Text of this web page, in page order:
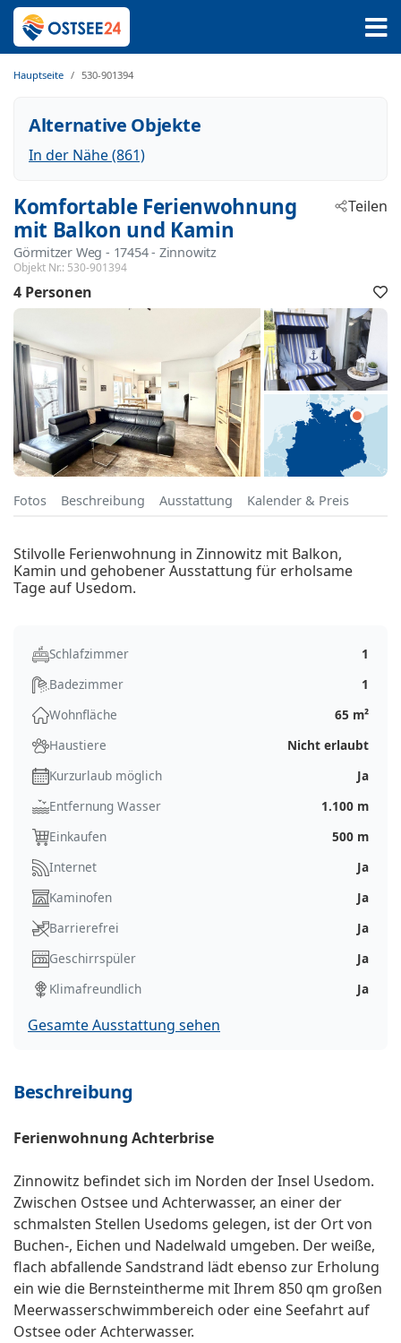
Hauptseite 530-901394
Alternative Objekte
In der Nähe (861)
Komfortable Ferienwohnung
mit Balkon und Kamin
Görmitzer Weg - 17454 - Zinnowitz
Objekt Nr.: 530-901394
Teilen
4 Personen
Fotos Beschreibung Ausstattung Kalender & Preis
Stilvolle Ferienwohnung in Zinnowitz mit Balkon,
Kamin und gehobener Ausstattung für erholsame
Tage auf Usedom.
Schlafzimmer
1
Badezimmer
1
Wohnfläche
65 m²
Haustiere
Nicht erlaubt
Kurzurlaub möglich
Ja
Entfernung Wasser
1.100 m
Einkaufen
500 m
Internet
Ja
Kaminofen
Ja
Barrierefrei
Ja
Geschirrspüler
Ja
Klimafreundlich
Ja
Gesamte Ausstattung sehen
Beschreibung
Ferienwohnung Achterbrise
Zinnowitz befindet sich im Norden der Insel Usedom.
Zwischen Ostsee und Achterwasser, an einer der
schmalsten Stellen Usedoms gelegen, ist der Ort von
Buchen-, Eichen und Nadelwald umgeben. Der weiße,
flach abfallende Sandstrand lädt ebenso zur Erholung
ein wie die Bernsteintherme mit Ihrem 850 qm großen
Meerwasserschwimmbereich oder eine Seefahrt auf
Ostsee oder Achterwasser.